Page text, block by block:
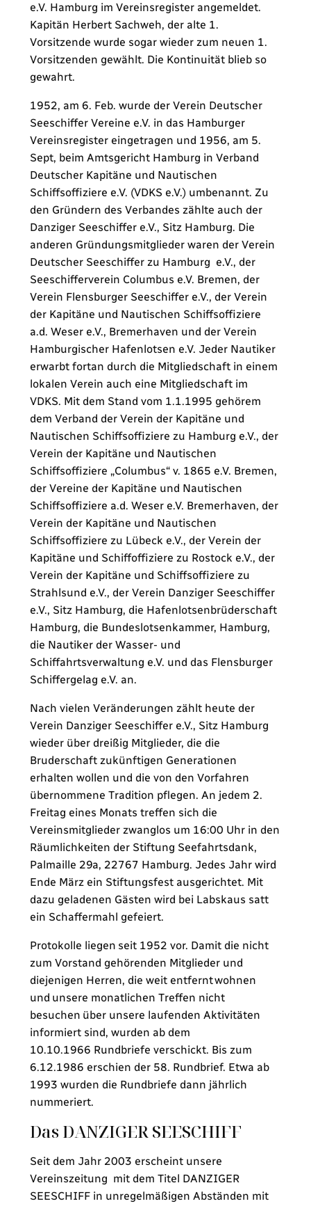
e.V. Hamburg im Vereinsregister angemeldet.
Kapitän Herbert Sachweh, der alte 1.
Vorsitzende wurde sogar wieder zum neuen 1.
Vorsitzenden gewählt. Die Kontinuität blieb so
gewahrt.
1952, am 6. Feb. wurde der Verein Deutscher
Seeschiffer Vereine e.V. in das Hamburger
Vereinsregister eingetragen und 1956, am 5.
Sept, beim Amtsgericht Hamburg in Verband
Deutscher Kapitäne und Nautischen
Schiffsoffiziere e.V. (VDKS e.V.) umbenannt. Zu
den Gründern des Verbandes zählte auch der
Danziger Seeschiffer e.V., Sitz Hamburg. Die
anderen Gründungsmitglieder waren der Verein
Deutscher Seeschiffer zu Hamburg e.V., der
Seeschifferverein Columbus e.V. Bremen, der
Verein Flensburger Seeschiffer e.V., der Verein
der Kapitäne und Nautischen Schiffsoffiziere
a.d. Weser e.V., Bremerhaven und der Verein
Hamburgischer Hafenlotsen e.V. Jeder Nautiker
erwarbt fortan durch die Mitgliedschaft in einem
lokalen Verein auch eine Mitgliedschaft im
VDKS. Mit dem Stand vom 1.1.1995 gehörem
dem Verband der Verein der Kapitäne und
Nautischen Schiffsoffiziere zu Hamburg e.V., der
Verein der Kapitäne und Nautischen
Schiffsoffiziere „Columbus“ v. 1865 e.V. Bremen,
der Vereine der Kapitäne und Nautischen
Schiffsoffiziere a.d. Weser e.V. Bremerhaven, der
Verein der Kapitäne und Nautischen
Schiffsoffiziere zu Lübeck e.V., der Verein der
Kapitäne und Schiffoffiziere zu Rostock e.V., der
Verein der Kapitäne und Schiffsoffiziere zu
Strahlsund e.V., der Verein Danziger Seeschiffer
e.V., Sitz Hamburg, die Hafenlotsenbrüderschaft
Hamburg, die Bundeslotsenkammer, Hamburg,
die Nautiker der Wasser- und
Schiffahrtsverwaltung e.V. und das Flensburger
Schiffergelag e.V. an.
Nach vielen Veränderungen zählt heute der
Verein Danziger Seeschiffer e.V., Sitz Hamburg
wieder über dreißig Mitglieder, die die
Bruderschaft zukünftigen Generationen
erhalten wollen und die von den Vorfahren
übernommene Tradition pflegen. An jedem 2.
Freitag eines Monats treffen sich die
Vereinsmitglieder zwanglos um 16:00 Uhr in den
Räumlichkeiten der Stiftung Seefahrtsdank,
Palmaille 29a, 22767 Hamburg. Jedes Jahr wird
Ende März ein Stiftungsfest ausgerichtet. Mit
dazu geladenen Gästen wird bei Labskaus satt
ein Schaffermahl gefeiert.
Protokolle liegen seit 1952 vor. Damit die nicht
zum Vorstand gehörenden Mitglieder und
diejenigen Herren, die weit entfernt wohnen
und unsere monatlichen Treffen nicht
besuchen über unsere laufenden Aktivitäten
informiert sind, wurden ab dem
10.10.1966 Rundbriefe verschickt. Bis zum
6.12.1986 erschien der 58. Rundbrief. Etwa ab
1993 wurden die Rundbriefe dann jährlich
nummeriert.
Das DANZIGER SEESCHIFF
Seit dem Jahr 2003 erscheint unsere
Vereinszeitung mit dem Titel DANZIGER
SEESCHIFF in unregelmäßigen Abständen mit